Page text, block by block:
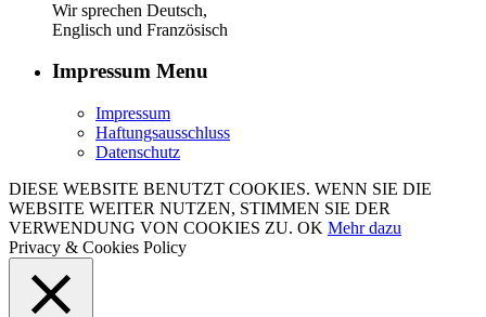
Wir sprechen Deutsch,
Englisch und Französisch
Impressum Menu
Impressum
Haftungsausschluss
Datenschutz
DIESE WEBSITE BENUTZT COOKIES. WENN SIE DIE
WEBSITE WEITER NUTZEN, STIMMEN SIE DER
VERWENDUNG VON COOKIES ZU. OK Mehr dazu
Privacy & Cookies Policy